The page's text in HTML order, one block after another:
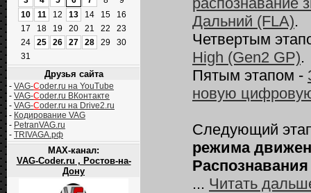
10
11 12 13 14 15
16
17
18 19 20 21 22
23
24
25 26 27 28 29
30
31
Друзья сайта
- VAG-Coder.ru на YouTube
- VAG-Coder.ru ВКонтакте
- VAG-Coder.ru на Drive2.ru
- Кодирование VAG
- PetranVAG.ru
- TRIVAGA.рф
MAX-канал:
VAG-Coder.ru , Ростов-на-
Дону
Дальний (FLA).
Четвертым
High (Gen2 GP).
Пятым этапом -
новую
Следующий
режима
... Читать